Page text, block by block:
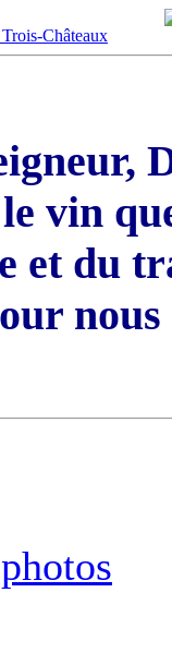
vin
et du